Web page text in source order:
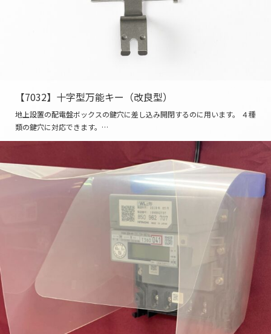
【7032】十字型万能キー（改良型）
地上設置の配電盤ボックスの鍵穴に差し込み開閉するのに用います。 ４種
類の鍵穴に対応できます。…